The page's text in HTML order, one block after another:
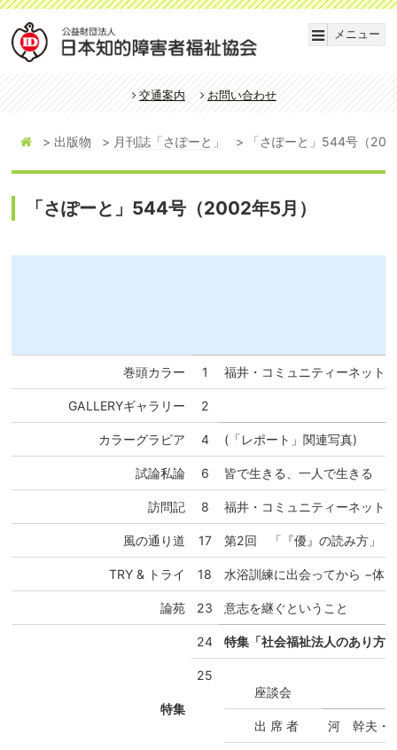
メニュー
交通案内 お問い合わせ
出版物 月刊誌「さぽーと」 「さぽーと」544号（
「さぽーと」544号（2002年5月）
巻頭カラー 1 福井・コミュニティーネット
GALLERYギャラリー 2
カラーグラビア 4 (「レポート」関連写真)
試論私論 6 皆で生きる、一人で生きる
訪問記 8 福井・コミュニティーネット
風の通り道 17 第2回 「『優』の読み方」
TRY & トライ 18 水浴訓練に出会ってから −体
論苑 23 意志を継ぐということ
特集
24 特集「社会福祉法人のあり方
25
座談会
出 席 者 河 幹夫・